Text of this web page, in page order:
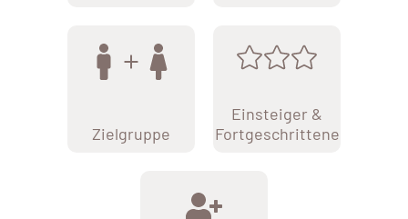
Zielgruppe
Einsteiger &
Fortgeschrittene